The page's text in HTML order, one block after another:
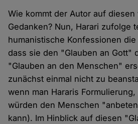
Wie kommt der Autor auf diesen
Gedanken? Nun, Harari zufolge
humanistische Konfessionen die
dass sie den "Glauben an Gott"
"Glauben an den Menschen"
zunächst einmal nicht zu
wenn man Hararis Formulierung,
würden den Menschen
kann). Im Hinblick auf diesen